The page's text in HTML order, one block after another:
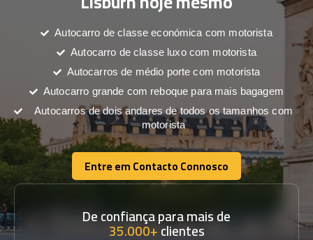
Autocarro de classe económica com motorista
Autocarro de classe luxo com motorista
Autocarros de médio porte com motorista
Autocarro grande com reboque para mais bagagem
Autocarros de dois andares de todos os tamanhos com
motorista
Entre em Contacto Connosco
Entre em Contacto Connosco
De confiança para mais de
35.000+clientes